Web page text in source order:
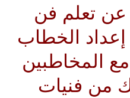
عن تعلم فن
إعداد الخطاب
المخاطبين
من فنيات